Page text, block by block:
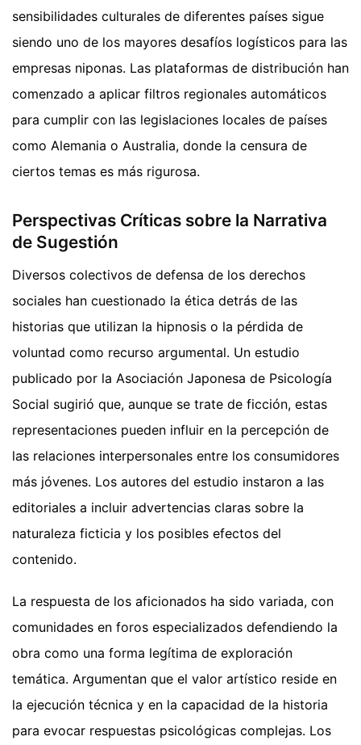
sensibilidades culturales de diferentes países sigue
siendo uno de los mayores desafíos logísticos para las
empresas niponas. Las plataformas de distribución han
comenzado a aplicar filtros regionales automáticos
para cumplir con las legislaciones locales de países
como Alemania o Australia, donde la censura de
ciertos temas es más rigurosa.
Perspectivas Críticas sobre la Narrativa
de Sugestión
Diversos colectivos de defensa de los derechos
sociales han cuestionado la ética detrás de las
historias que utilizan la hipnosis o la pérdida de
voluntad como recurso argumental. Un estudio
publicado por la Asociación Japonesa de Psicología
Social sugirió que, aunque se trate de ficción, estas
representaciones pueden influir en la percepción de
las relaciones interpersonales entre los consumidores
más jóvenes. Los autores del estudio instaron a las
editoriales a incluir advertencias claras sobre la
naturaleza ficticia y los posibles efectos del
contenido.
La respuesta de los aficionados ha sido variada, con
comunidades en foros especializados defendiendo la
obra como una forma legítima de exploración
temática. Argumentan que el valor artístico reside en
la ejecución técnica y en la capacidad de la historia
para evocar respuestas psicológicas complejas. Los